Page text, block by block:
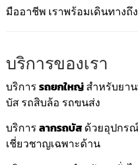
มืออาชีพ เราพร้อมเดินทางถึ
บริการของเรา
บริการรถยกใหญ่สำหรับยา
บัส รถสิบล้อ รถขนส่ง
บริการลากรถบัสด้วยอุปกร
เชี่ยวชาญเฉพาะด้าน